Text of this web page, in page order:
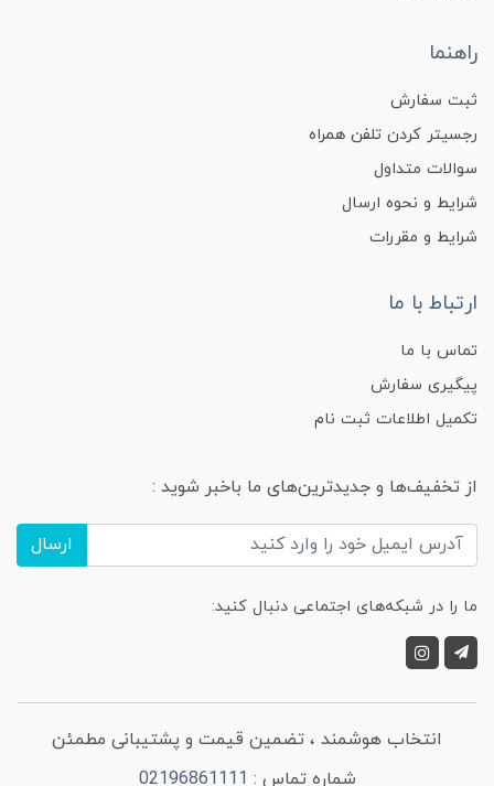
راهنما
ثبت سفارش
رجسیتر کردن تلفن همراه
سوالات متداول
شرایط و نحوه ارسال
شرایط و مقررات
ارتباط با ما
تماس با ما
پیگیری سفارش
تکمیل اطلاعات ثبت نام
از تخفیف‌ها و جدیدترین‌های ما باخبر شوید :
ارسال
ما را در شبکه‌های اجتماعی دنبال کنید:
انتخاب هوشمند ، تضمین قیمت و پشتیبانی مطمئن
شماره تماس : 02196861111